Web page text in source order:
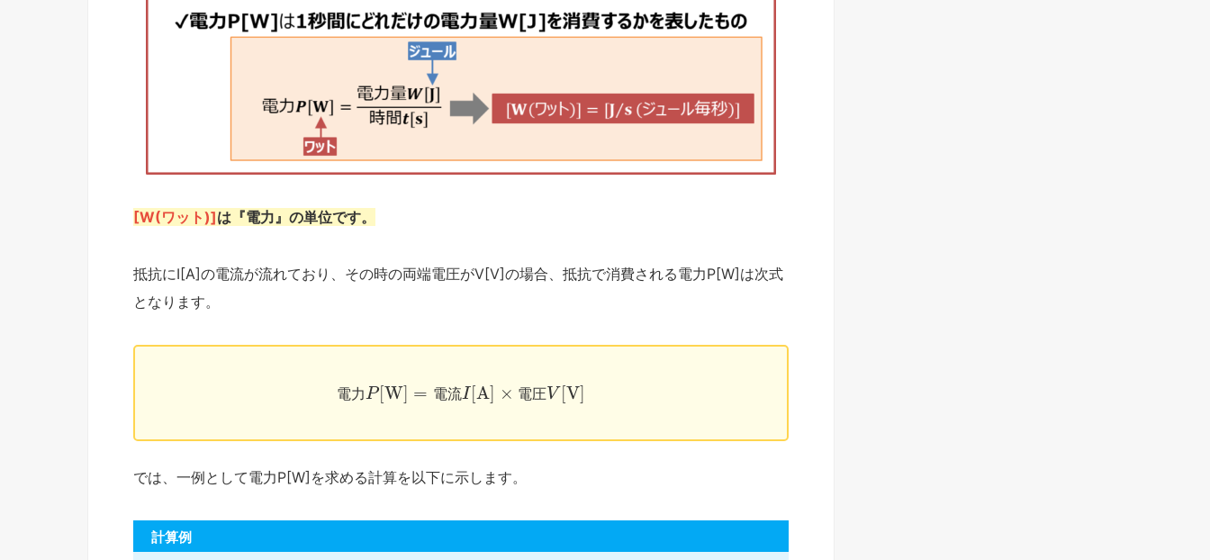
[W(ワット)]は『電力』の単位です。
抵抗にI[A]の電流が流れており、その時の両端電圧がV[V]の場合、抵抗で消費される電力P[W]は次式
となります。
電力 P[W] = 電流I [A] × 電圧V [V]
では、一例として電力P[W]を求める計算を以下に示します。
計算例